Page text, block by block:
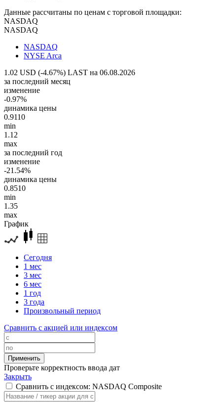
Данные рассчитаны по ценам с торговой площадки:
NASDAQ
NASDAQ
NASDAQ
NYSE Arca
1.02 USD (-4.67%) LAST на 06.08.2026
за последний месяц
изменение
-0.97%
динамика цены
0.9110
min
1.12
max
за последний год
изменение
-21.54%
динамика цены
0.8510
min
1.35
max
График
Сегодня
1 мес
3 мес
6 мес
1 год
3 года
Произвольный период
Сравнить с акцией или индексом
Проверьте корректность ввода дат
Закрыть
Сравнить с индексом: NASDAQ Composite